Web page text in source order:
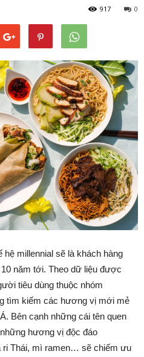
0
917
millennial sẽ là khách hàng
năm tới. Theo dữ liệu được
tiêu dùng thuộc nhóm
tìm kiếm các hương vị mới mẻ
Bên cạnh những cái tên quen
hương vị độc đáo
ri Thái, mì ramen… sẽ chiếm ưu